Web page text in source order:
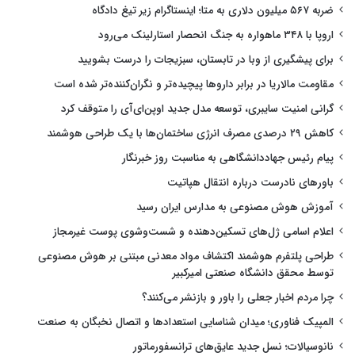
ضربه ۵۶۷ میلیون دلاری به متا؛ اینستاگرام زیر تیغ دادگاه
اروپا با ۳۴۸ ماهواره به جنگ انحصار استارلینک می‌رود
برای پیشگیری از وبا در تابستان، سبزیجات را درست بشویید
مقاومت مالاریا در برابر داروها پیچیده‌تر و نگران‌کننده‌تر شده است
گرانی امنیت سایبری، توسعه مدل جدید اوپن‌ای‌آی را متوقف کرد
کاهش ۲۹ درصدی مصرف انرژی ساختمان‌ها با یک طراحی هوشمند
پیام رئیس جهاددانشگاهی به مناسبت روز خبرنگار
باورهای نادرست درباره انتقال هپاتیت
آموزش هوش مصنوعی به مدارس ایران رسید
اعلام اسامی ژل‌های تسکین‌دهنده و شست‌وشوی پوست غیرمجاز
طراحی پلتفرم هوشمند اکتشاف مواد معدنی مبتنی بر هوش مصنوعی
توسط محقق دانشگاه صنعتی امیرکبیر
چرا مردم اخبار جعلی را باور و بازنشر می‌کنند؟
المپیک فناوری؛ میدان شناسایی استعدادها و اتصال نخبگان به صنعت
نانوسیالات؛ نسل جدید عایق‌های ترانسفورماتور